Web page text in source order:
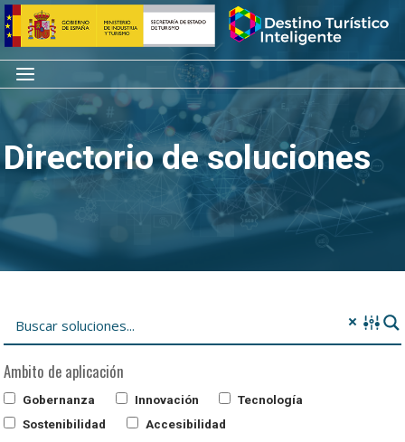
Saltar
al
contenido
Inicio
Menú
Directorio de soluciones
Ambito de aplicación
Gobernanza Innovación
Tecnología
Sostenibilidad
Accesibilidad